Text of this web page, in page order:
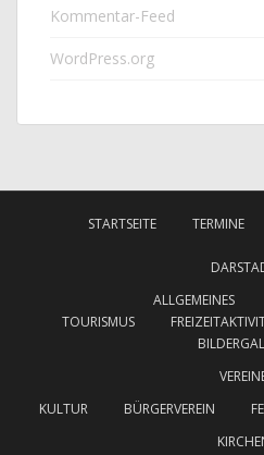
Kommentar-Feed
WordPress.org
STARTSEITE TERMINE
ALLGEMEINES
TOURISMUS
KULTUR
BÜRGERVEREIN